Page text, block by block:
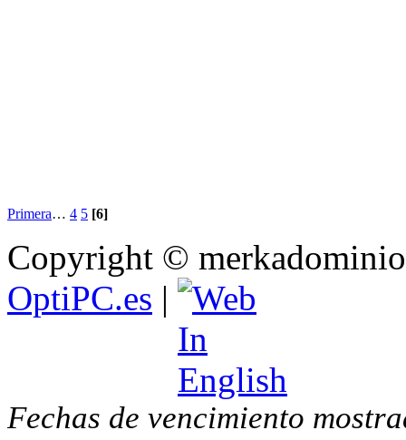
Primera… 4 5 [6]
Copyright ©
OptiPC.es |
Fechas de vencimiento